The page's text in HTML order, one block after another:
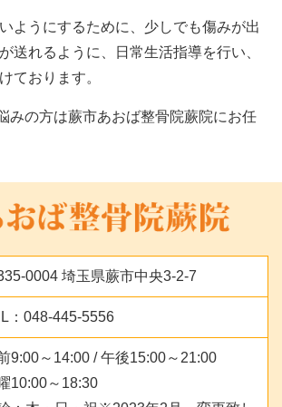
ようにするために、少しでも傷みが出
送れるように、日常生活指導を行い、
ております。
みの方は蕨市あおば整骨院蕨院にお任
0004 埼玉県蕨市中央3-2-7
：048-445-5556
9:00～14:00 / 午後15:00～21:00
10:00～18:30